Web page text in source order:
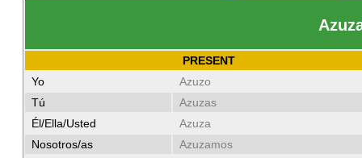
PRESENT
Yo
Azuzo
Tú
Azuzas
Él/Ella/Usted
Azuza
Nosotros/as
Azuzamos